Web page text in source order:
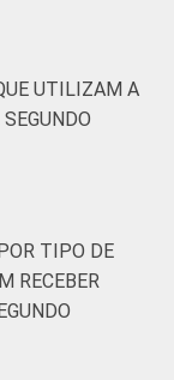
UTILIZAM A
TIPO DE
RECEBER